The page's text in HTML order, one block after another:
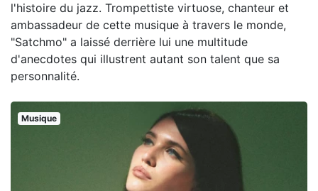
l'histoire du jazz. Trompettiste virtuose, chanteur et
ambassadeur de cette musique à travers le monde,
"Satchmo" a laissé derrière lui une multitude
d'anecdotes qui illustrent autant son talent que sa
personnalité.
Musique